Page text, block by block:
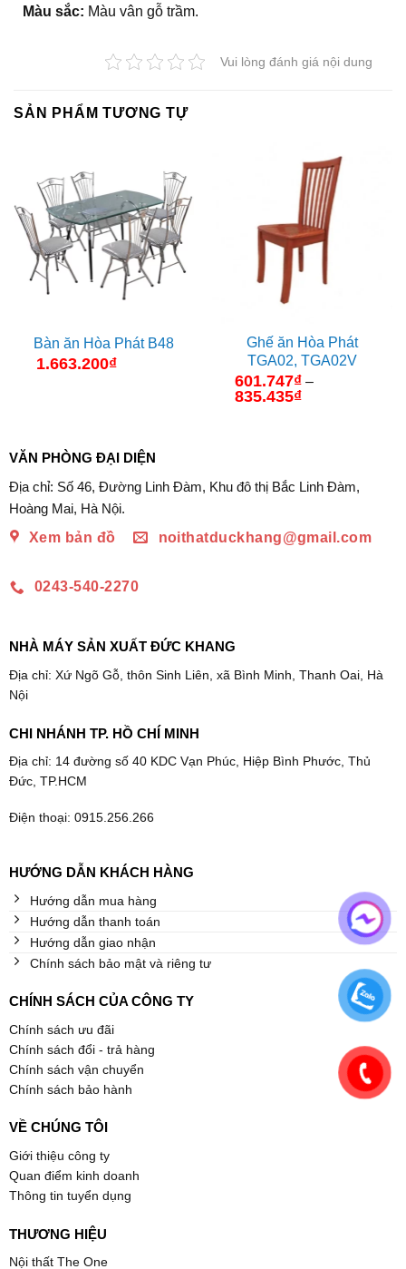
Màu sắc: Màu vân gỗ trầm.
Vui lòng đánh giá nội dung
SẢN PHẨM TƯƠNG TỰ
Bàn ăn Hòa Phát B48
1.663.200₫
Ghế ăn Hòa Phát
TGA02, TGA02V
601.747₫ –
835.435₫Khoảng
VĂN PHÒNG ĐẠI DIỆN
Địa chỉ: Số 46, Đường Linh Đàm, Khu đô thị Bắc Linh Đàm,
Hoàng Mai, Hà Nội.
Xem bản đồ
noithatduckhang@gmail.com
0243-540-2270
NHÀ MÁY SẢN XUẤT ĐỨC KHANG
Địa chỉ: Xứ Ngõ Gỗ, thôn Sinh Liên, xã Bình Minh, Thanh Oai, Hà
Nội
CHI NHÁNH TP. HỒ CHÍ MINH
Địa chỉ: 14 đường số 40 KDC Vạn Phúc, Hiệp Bình Phước, Thủ
Đức, TP.HCM
Điện thoại: 0915.256.266
HƯỚNG DẪN KHÁCH HÀNG
Hướng dẫn mua hàng
Hướng dẫn thanh toán
Hướng dẫn giao nhận
Chính sách bảo mật và riêng tư
CHÍNH SÁCH CỦA CÔNG TY
Chính sách ưu đãi
Chính sách đổi - trả hàng
Chính sách vận chuyển
Chính sách bảo hành
VỀ CHÚNG TÔI
Giới thiệu công ty
Quan điểm kinh doanh
Thông tin tuyển dụng
THƯƠNG HIỆU
Nội thất The One